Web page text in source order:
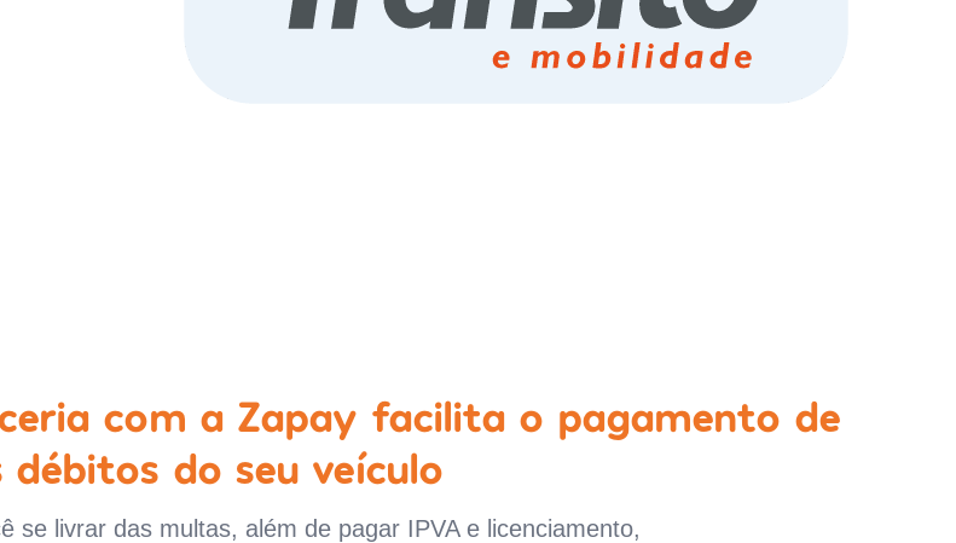
com a Zapay facilita o pagamento de
débitos do seu veículo
se livrar das multas, além de pagar IPVA e licenciamento,